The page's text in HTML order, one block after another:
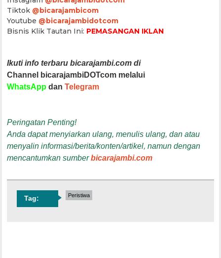
Tiktok @bicarajambicom
Youtube @bicarajambidotcom
Bisnis Klik Tautan Ini: PEMASANGAN IKLAN
Ikuti info terbaru bicarajambi.com di
Channel bicarajambiDOTcom melalui
WhatsApp danTelegram
Peringatan Penting!
Anda dapat menyiarkan ulang, menulis ulang, dan atau
menyalin informasi/berita/konten/artikel, namun dengan
mencantumkan sumberbicarajambi.com
Tag: Peristiwa